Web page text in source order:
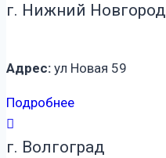
г. Нижний Новгород
Адрес: ул Новая 59
Подробнее
г. Волгоград